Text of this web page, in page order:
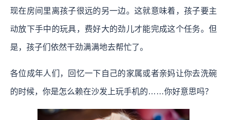
现在房间里离孩子很远的另一边。这就意味着，孩子要主
动放下手中的玩具，费好大的劲儿才能完成这个任务。但
是，孩子们依然干劲满满地去帮忙了。
各位成年人们，回忆一下自己的家属或者亲妈让你去洗碗
的时候，你是怎么赖在沙发上玩手机的……你好意思吗？